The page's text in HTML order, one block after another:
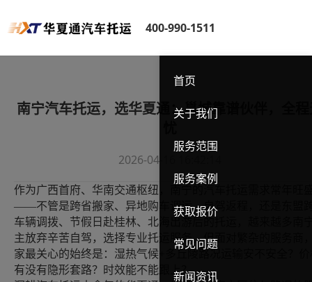
400-990-1511
首页
关于我们
服务范围
服务案例
获取报价
常见问题
新闻资讯
南宁汽车托运，选华夏通：邕城靠谱伙伴，全
2026-04-16 16:42:14
作为广西首府、华南交通枢纽，南宁的汽车托运需求常年旺
——不管是跨省搬家、异地购车调运、自驾返程，还是东盟
车辆调拨、节假日赴桂林、北海出游后的托运，越来越多南
主放弃辛苦自驾，选择专业托运服务。但面对繁杂的服务商
家最关心的始终是：湿热气候+多丘陵路况运输安不安全？价
有没有隐形套路？时效能不能跟上？